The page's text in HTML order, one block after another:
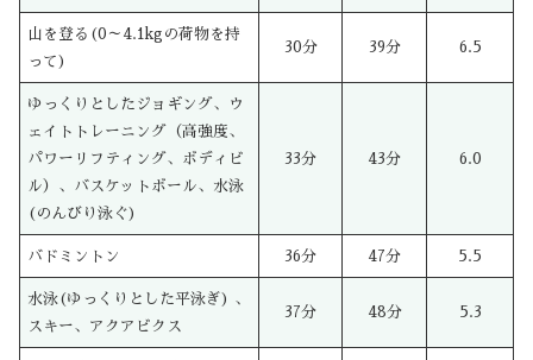
山を登る(0～4.1kgの荷物を持
って)
30分 39分 6.5
ゆっくりとしたジョギング、ウ
ェイトトレーニング（高強度、
パワーリフティング、ボディビ
ル）、バスケットボール、水泳
(のんびり泳ぐ)
33分 43分 6.0
バドミントン 36分 47分 5.5
水泳(ゆっくりとした平泳ぎ) 、
スキー、アクアビクス
37分 48分 5.3